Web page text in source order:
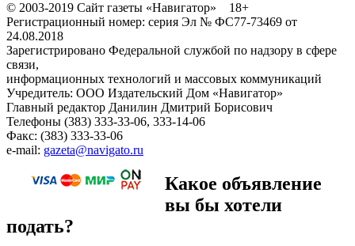
© 2003-2019 Сайт газеты «Навигатор» 18+
Регистрационный номер: серия Эл № ФС77-73469 от
24.08.2018
Зарегистрировано Федеральной службой по надзору в сфере
связи,
информационных технологий и массовых коммуникаций
Учредитель: ООО Издательский Дом «Навигатор»
Главный редактор Данилин Дмитрий Борисович
Телефоны (383) 333-33-06, 333-14-06
Факс: (383) 333-33-06
e-mail: gazeta@navigato.ru
Какое объявление
вы бы хотели
подать?